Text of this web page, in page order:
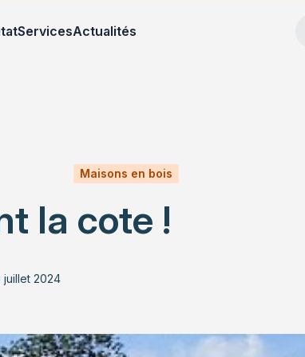
ServicesActualités
Maisons en bois
la cote !
juillet 2024